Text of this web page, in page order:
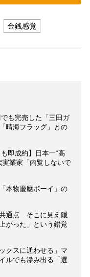
金銭感覚
も完売した「三田ガ
晴海フラッグ」との
即成約】日本一“高
業家「内覧しないで
本物慶應ボーイ」の
共通点 そこに見え隠
がった」という錯覚
クスに通わせる」マ
ルでも滲み出る「選